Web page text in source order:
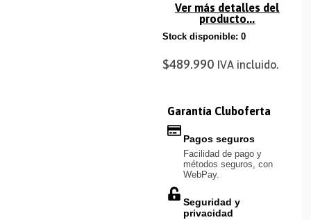
Ver más detalles del
producto...
Stock disponible: 0
$489.990 IVA incluido.
Garantía Cluboferta
Pagos seguros
Facilidad de pago y
métodos seguros, con
WebPay.
Seguridad y
privacidad